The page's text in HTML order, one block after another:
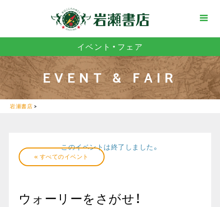
イベント・フェア
EVENT & FAIR
岩瀬書店 >
« すべてのイベント
このイベントは終了しました。
ウォーリーをさがせ！